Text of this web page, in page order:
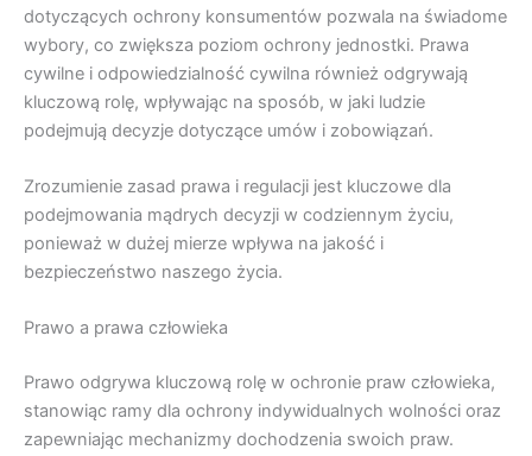
dotyczących ochrony konsumentów pozwala na świadome
wybory, co zwiększa poziom ochrony jednostki. Prawa
cywilne i odpowiedzialność cywilna również odgrywają
kluczową rolę, wpływając na sposób, w jaki ludzie
podejmują decyzje dotyczące umów i zobowiązań.
Zrozumienie zasad prawa i regulacji jest kluczowe dla
podejmowania mądrych decyzji w codziennym życiu,
ponieważ w dużej mierze wpływa na jakość i
bezpieczeństwo naszego życia.
Prawo a prawa człowieka
Prawo odgrywa kluczową rolę w ochronie praw człowieka,
stanowiąc ramy dla ochrony indywidualnych wolności oraz
zapewniając mechanizmy dochodzenia swoich praw.